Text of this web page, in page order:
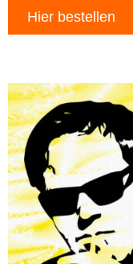
Hier bestellen